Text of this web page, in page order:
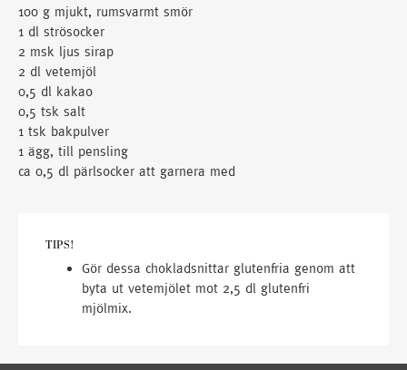
100 g mjukt, rumsvarmt smör
1 dl strösocker
2 msk ljus sirap
2 dl vetemjöl
0,5 dl kakao
0,5 tsk salt
1 tsk bakpulver
1 ägg, till pensling
ca 0,5 dl pärlsocker att garnera med
TIPS!
Gör dessa chokladsnittar glutenfria genom att
byta ut vetemjölet mot 2,5 dl glutenfri
mjölmix.